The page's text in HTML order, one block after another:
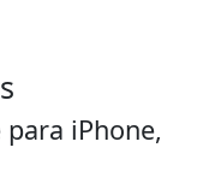
iPhone,